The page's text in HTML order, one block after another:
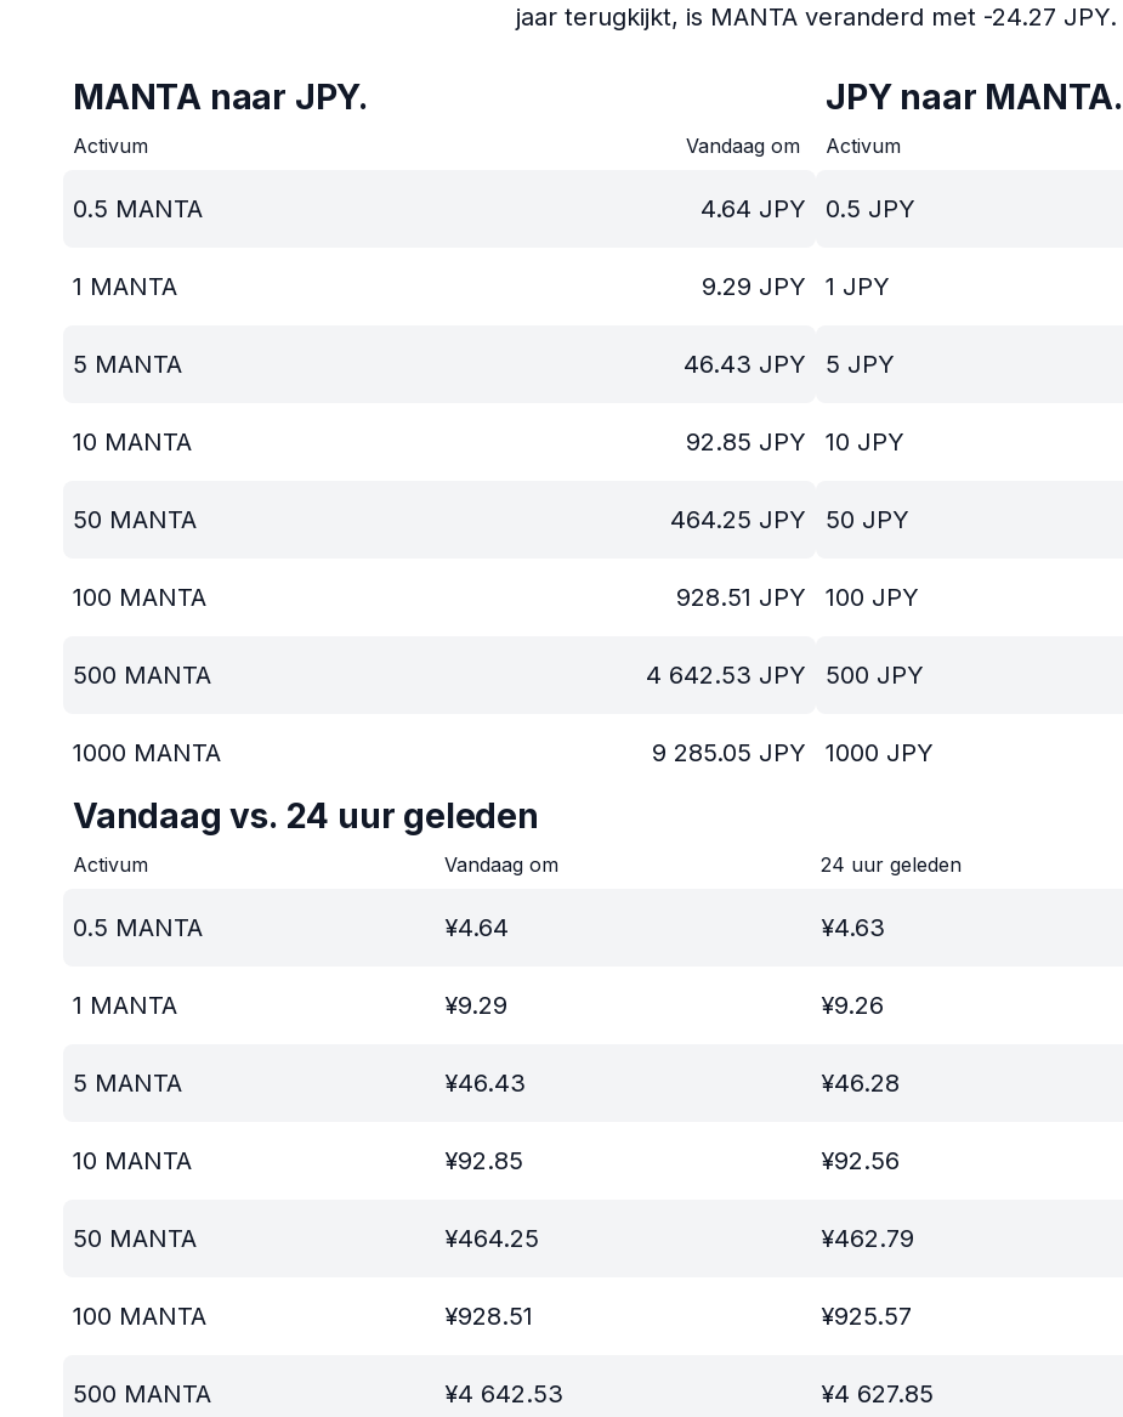
jaar terugkijkt, is MANTA veranderd met -24.27 JPY.
MANTA naar JPY.
Activum Vandaag om
0.5 MANTA 4.64 JPY
1 MANTA 9.29 JPY
5 MANTA 46.43 JPY
10 MANTA 92.85 JPY
50 MANTA 464.25 JPY
100 MANTA 928.51 JPY
500 MANTA 4 642.53 JPY
1000 MANTA 9 285.05 JPY
JPY naar MANTA.
Activum
0.5 JPY
1 JPY
5 JPY
10 JPY
50 JPY
100 JPY
500 JPY
1000 JPY
Vandaag vs. 24 uur geleden
Activum Vandaag om 24 uur geleden
0.5 MANTA ¥4.64 ¥4.63
1 MANTA ¥9.29 ¥9.26
5 MANTA ¥46.43 ¥46.28
10 MANTA ¥92.85 ¥92.56
50 MANTA ¥464.25 ¥462.79
100 MANTA ¥928.51 ¥925.57
500 MANTA ¥4 642.53 ¥4 627.85